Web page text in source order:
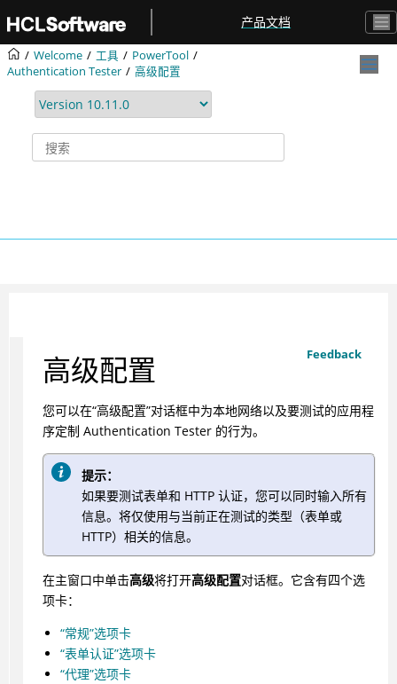
产品文档
Welcome 工具
PowerTool
Authentication Tester
高级配置
Feedback
高级配置
您可以在“高级配置”对话框中为本地网络以及要测试的应用程
序定制 Authentication Tester的行为。
提示：
如果要测试表单和 HTTP 认证，您可以同时输入所有
信息。将仅使用与当前正在测试的类型（表单或
HTTP）相关的信息。
在主窗口中单击高级将打开高级配置对话框。它含有四个选
项卡：
“常规”选项卡
“表单认证”选项卡
“代理”选项卡